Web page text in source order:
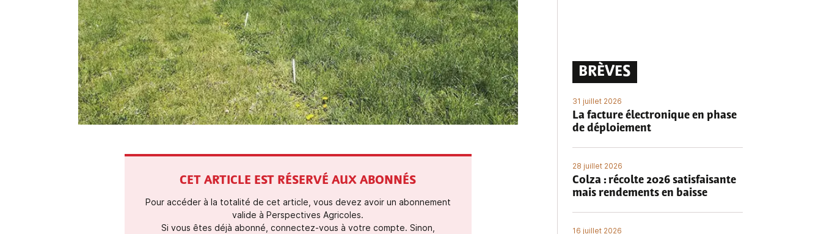
CET ARTICLE EST RÉSERVÉ AUX ABONNÉS
Pour accéder à la totalité de cet article, vous devez avoir un abonnement
valide à Perspectives Agricoles.
Si vous êtes déjà abonné, connectez-vous à votre compte. Sinon,
BRÈVES
31 juillet 2026
La facture électronique en phase
de déploiement
28 juillet 2026
Colza : récolte 2026 satisfaisante
mais rendements en baisse
16 juillet 2026